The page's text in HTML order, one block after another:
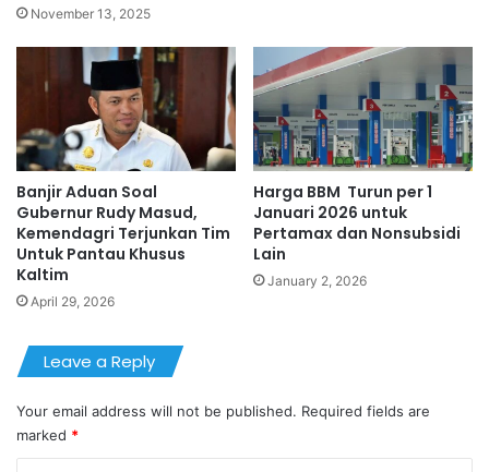
November 13, 2025
Banjir Aduan Soal
Gubernur Rudy Masud,
Kemendagri Terjunkan Tim
Untuk Pantau Khusus
Kaltim
April 29, 2026
Harga BBM Turun per 1
Januari 2026 untuk
Pertamax dan Nonsubsidi
Lain
January 2, 2026
Leave a Reply
Your email address will not be published. Required fields are
marked *